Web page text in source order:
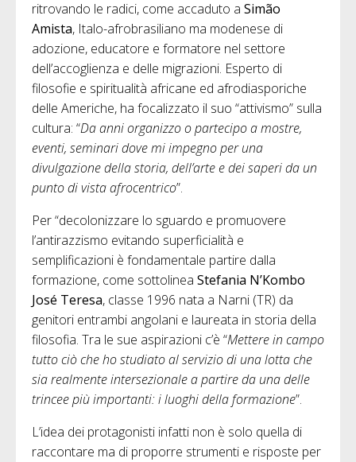
ritrovando le radici, come accaduto a Simão
Amista, Italo-afrobrasiliano ma modenese di
adozione, educatore e formatore nel settore
dell’accoglienza e delle migrazioni. Esperto di
filosofie e spiritualità africane ed afrodiasporiche
delle Americhe, ha focalizzato il suo “attivismo” sulla
cultura: “Da anni organizzo o partecipo a mostre,
eventi, seminari dove mi impegno per una
divulgazione della storia, dell’arte e dei saperi da un
punto di vista afrocentrico”.
Per “decolonizzare lo sguardo e promuovere
l’antirazzismo evitando superficialità e
semplificazioni è fondamentale partire dalla
formazione, come sottolinea Stefania N’Kombo
José Teresa, classe 1996 nata a Narni (TR) da
genitori entrambi angolani e laureata in storia della
filosofia. Tra le sue aspirazioni c’è “Mettere in campo
tutto ciò che ho studiato al servizio di una lotta che
sia realmente intersezionale a partire da una delle
trincee più importanti: i luoghi della formazione”.
L’idea dei protagonisti infatti non è solo quella di
raccontare ma di proporre strumenti e risposte per